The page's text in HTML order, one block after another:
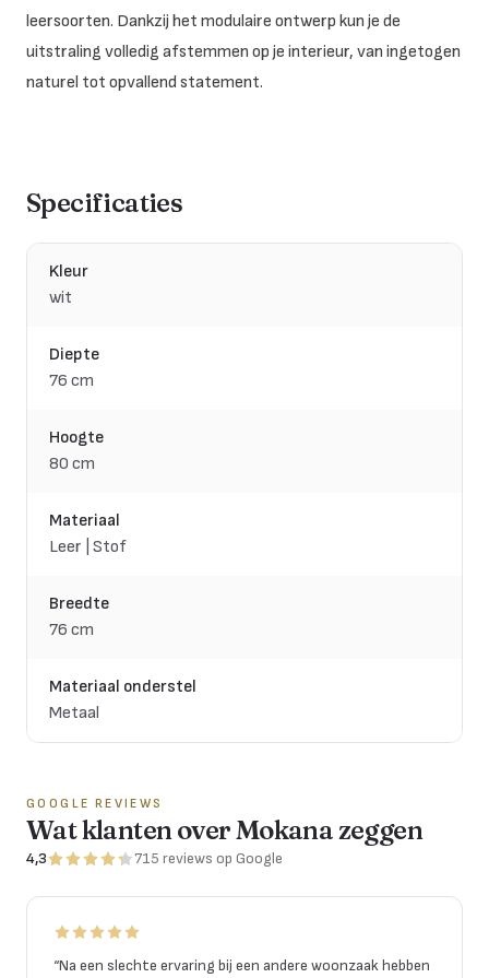
leersoorten. Dankzij het modulaire ontwerp kun je de
uitstraling volledig afstemmen op je interieur, van ingetogen
naturel tot opvallend statement.
Specificaties
Kleur
wit
Diepte
76 cm
Hoogte
80 cm
Materiaal
Leer | Stof
Breedte
76 cm
Materiaal onderstel
Metaal
GOOGLE REVIEWS
Wat klanten over Mokana zeggen
4,3 715 reviews op Google
“Na een slechte ervaring bij een andere woonzaak hebben